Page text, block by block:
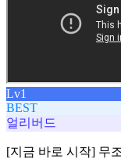
Lv1
BEST
얼리버드
[지금 바로 시작] 무